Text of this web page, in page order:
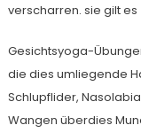
verscharren. sie gilt
Gesichtsyoga-
die dies umliegende
Schlupflider,
Wangen überdies